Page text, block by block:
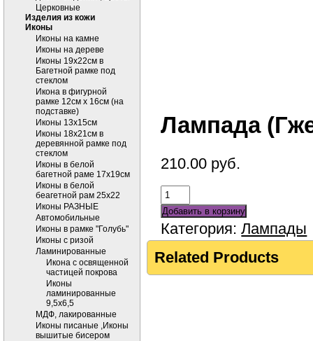
Церковные
Изделия из кожи
Иконы
Иконы на камне
Иконы на дереве
Иконы 19х22см в
Багетной рамке под
стеклом
Икона в фигурной
рамке 12см х 16см (на
подставке)
Иконы 13х15см
Иконы 18х21см в
деревянной рамке под
стеклом
Иконы в белой
багетной раме 17х19см
Иконы в белой
беагетной рам 25х22
Иконы РАЗНЫЕ
Автомобильные
Иконы в рамке "Голубь"
Иконы с ризой
Ламинированные
Икона с освященной
частицей покрова
Иконы
ламинированные
9,5х6,5
МДФ, лакированные
Иконы писаные ,Иконы
вышитые бисером
Лампада
210.00 руб.
Добавить в корзину
Категория:Лампады
Related Products